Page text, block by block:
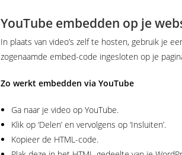
YouTube embedden op je
In plaats van video’s zelf te hosten, gebruik je
zogenaamde embed-code ingesloten op je
Zo werkt embedden via YouTube
Ga naar je video op YouTube.
Klik op ‘Delen’ en vervolgens op ‘Insluiten’.
Kopieer de HTML-code.